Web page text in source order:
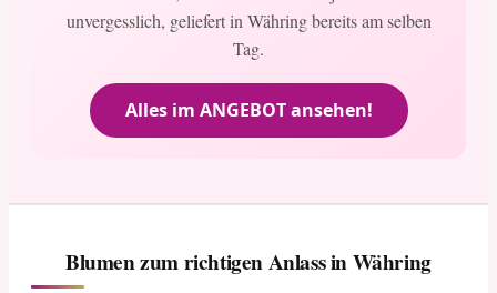
unvergesslich, geliefert in Währing bereits am selben
Tag.
Alles im ANGEBOT ansehen!
Blumen zum richtigen Anlass in Währing